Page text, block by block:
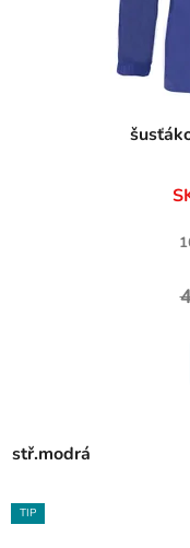
stř.modrá
TIP